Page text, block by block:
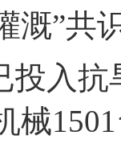
溉”共
投入抗
械1501